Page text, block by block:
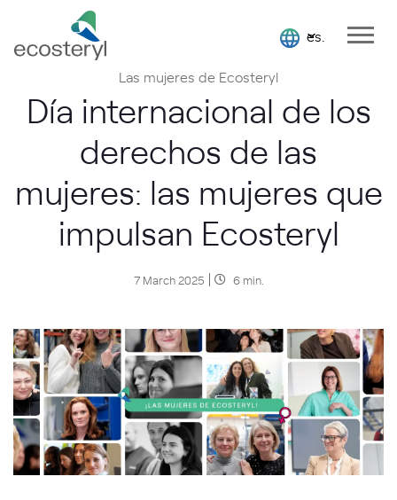
es.
Las mujeres de Ecosteryl
Día internacional de los
derechos de las
mujeres: las mujeres que
impulsan Ecosteryl
7 March 2025 6 min.